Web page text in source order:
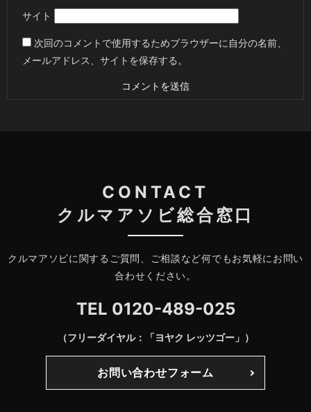
サイト
次回のコメントで使用するためブラウザーに自分の名前、
メールアドレス、サイトを保存する。
CONTACT
クルマアソビ総合窓口
クルマアソビに関するご質問、ご相談など何でもお気軽にお問い
合わせください。
TEL 0120-489-025
（フリーダイヤル：「ヨヤク レッツゴー」）
お問い合わせフォーム